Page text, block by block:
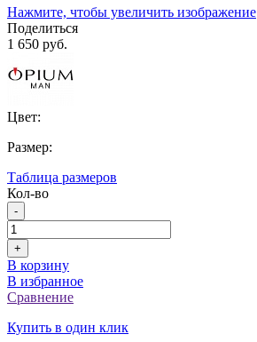
Нажмите, чтобы увеличить изображение
Поделиться
1 650 руб.
Цвет:
Размер:
Таблица размеров
Кол-во
-
+
В корзину
В избранное
Сравнение
Купить в один клик